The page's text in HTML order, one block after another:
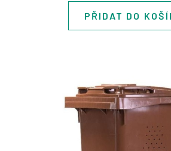
PŘIDAT DO